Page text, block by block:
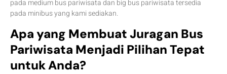
pada medium bus pariwisata dan big bus pariwisata tersedia
pada minibus yang kami sediakan.
Apa yang Membuat Juragan Bus
Pariwisata Menjadi Pilihan Tepat
untuk Anda?